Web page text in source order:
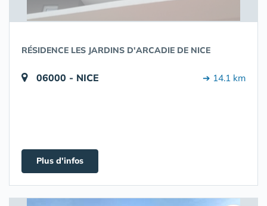
RÉSIDENCE LES JARDINS D'ARCADIE DE NICE
06000 - NICE ➔ 14.1 km
Plus d'infos